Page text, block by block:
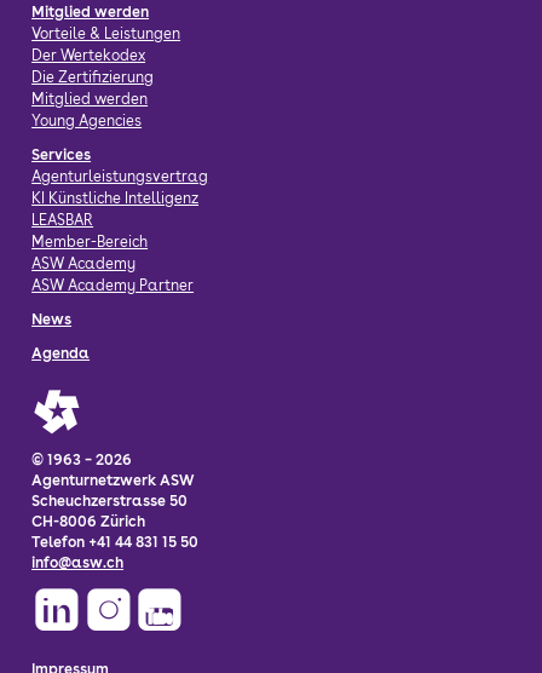
Mitglied werden
Vorteile & Leistungen
Der Wertekodex
Die Zertifizierung
Mitglied werden
Young Agencies
Services
Agenturleistungsvertrag
KI Künstliche Intelligenz
LEASBAR
Member-Bereich
ASW Academy
ASW Academy Partner
News
Agenda
© 1963 – 2026
Agenturnetzwerk ASW
Scheuchzerstrasse 50
CH-8006 Zürich
Telefon +41 44 831 15 50
info@asw.ch
Impressum